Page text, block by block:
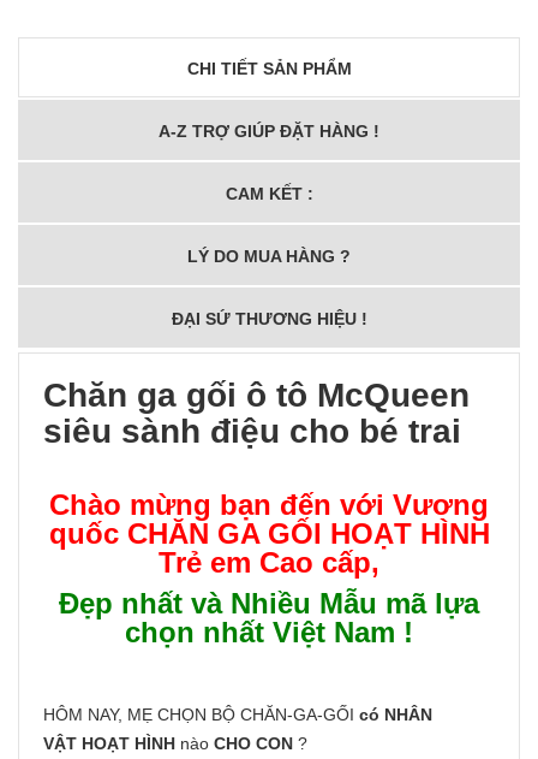
CHI TIẾT SẢN PHẨM
A-Z TRỢ GIÚP ĐẶT HÀNG !
CAM KẾT :
LÝ DO MUA HÀNG ?
ĐẠI SỨ THƯƠNG HIỆU !
Chăn ga gối ô tô McQueen
siêu sành điệu cho bé trai
Chào mừng bạn đến với Vương
quốc CHĂN GA GỐI HOẠT HÌNH
Trẻ em Cao cấp,
Đẹp nhất và Nhiều Mẫu mã lựa
chọn nhất Việt Nam !
HÔM NAY, MẸ CHỌN BỘ CHĂN-GA-GỐI có NHÂN
VẬT HOẠT HÌNH nào CHO CON ?